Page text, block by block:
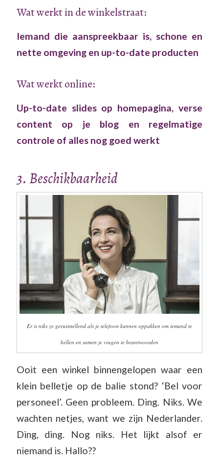
Wat werkt in de winkelstraat:
Iemand die aanspreekbaar is, schone en
nette omgeving en up-to-date producten
Wat werkt online:
Up-to-date slides op homepagina, verse
content op je blog en regelmatige
controle of alles nog goed werkt
3. Beschikbaarheid
Er is niks zo geruststellend als je telefoon kunnen oppakken om iemand te
bellen en samen je vragen te beantwoorden
Ooit een winkel binnengelopen waar een
klein belletje op de balie stond? ‘Bel voor
personeel’. Geen probleem. Ding. Niks. We
wachten netjes, want we zijn Nederlander.
Ding, ding. Nog niks. Het lijkt alsof er
niemand is. Hallo??